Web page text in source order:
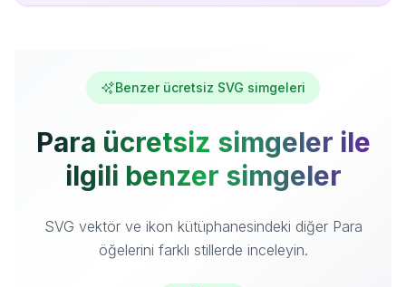
Benzer ücretsiz SVG simgeleri
Para ücretsiz simgeler ile
ilgili benzer simgeler
SVG vektör ve ikon kütüphanesindeki diğer Para
öğelerini farklı stillerde inceleyin.